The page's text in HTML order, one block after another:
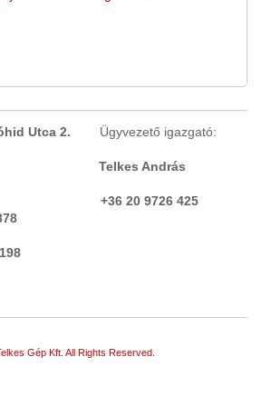
FÉMKIVÁLASZTÓ
MÉRŐGÉP,
GUMIIPARI
(17)
IPARI NYOMDAGÉPEK
(2)
Utca 2. Ügyvezető igazgató:
233 Telkes András
9726 425
Gép Kft. All Rights Reserved.